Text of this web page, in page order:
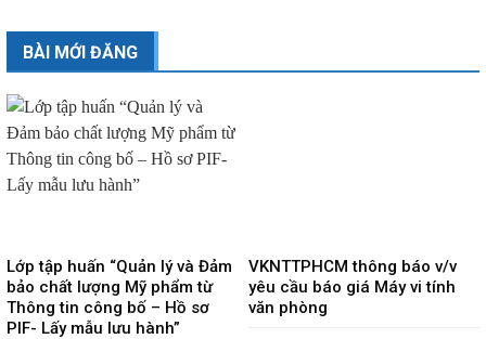
BÀI MỚI ĐĂNG
Lớp tập huấn “Quản lý và Đảm
bảo chất lượng Mỹ phẩm từ
Thông tin công bố – Hồ sơ
PIF- Lấy mẫu lưu hành”
VKNTTPHCM thông báo v/v
yêu cầu báo giá Máy vi tính
văn phòng